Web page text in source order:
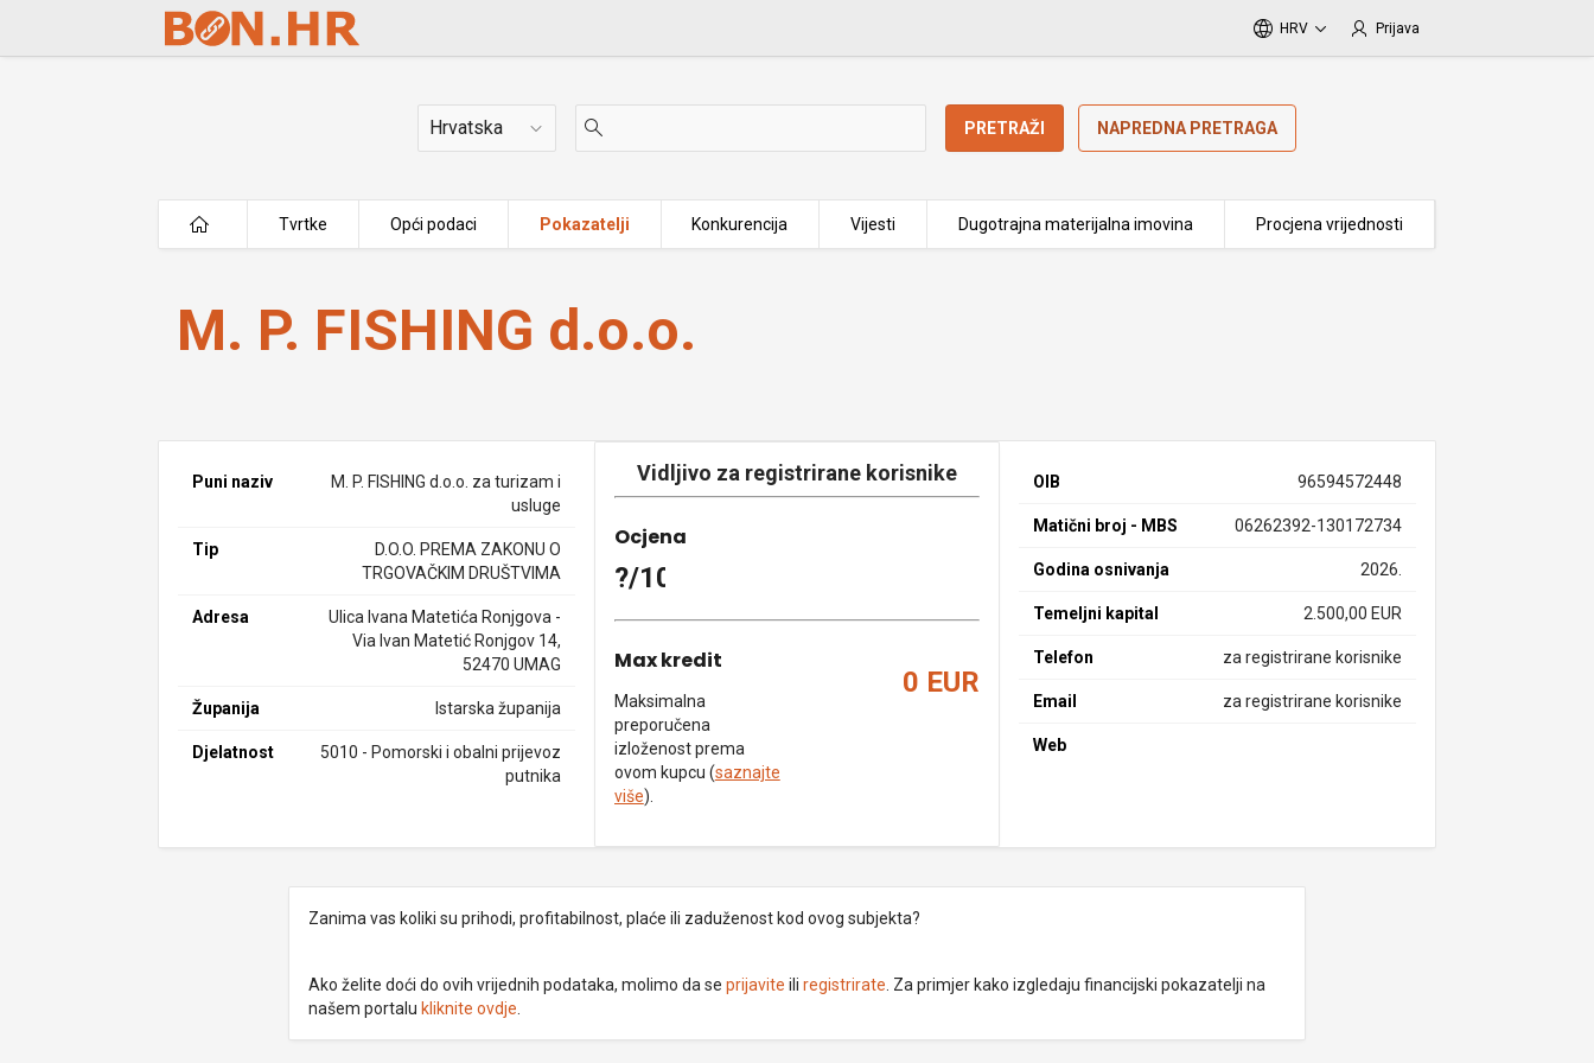
Skip to Main Content
HRV Prijava
Država PRETRAŽI NAPREDNA PRETRAGA
Tvrtke Opći podaci Pokazatelji Konkurencija Vijesti Dugotrajna materijalna imovina Procjena vrijednosti
M. P. FISHING d.o.o.
M. P. FISHING d.o.o.
Puni naziv
M. P. FISHING d.o.o. za turizam i
usluge
Tip
D.O.O. PREMA ZAKONU O
TRGOVAČKIM DRUŠTVIMA
Adresa
Ulica Ivana Matetića Ronjgova -
Via Ivan Matetić Ronjgov 14,
52470 UMAG
Županija Istarska županija
Djelatnost
5010 - Pomorski i obalni prijevoz
putnika
Vidljivo za registrirane korisnike
Ocjena
?/10
Max kredit
Maksimalna
preporučena
izloženost prema
ovom kupcu (saznajte
više).
0 EUR
OIB 96594572448
Matični broj - MBS 06262392-130172734
Godina osnivanja 2026.
Temeljni kapital 2.500,00 EUR
Telefon za registrirane korisnike
Email za registrirane korisnike
Web
Zanima vas koliki su prihodi, profitabilnost, plaće ili zaduženost kod ovog subjekta?
Ako želite doći do ovih vrijednih podataka, molimo da se prijavite ili registrirate . Za primjer kako izgledaju financijski pokazatelji na
našem portalu kliknite ovdje